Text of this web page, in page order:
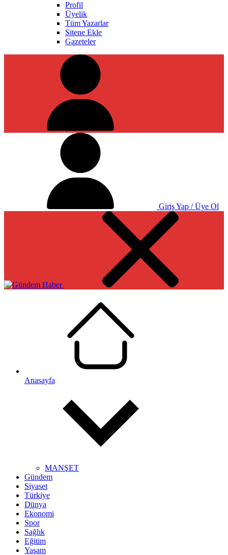
Profil
Üyelik
Tüm Yazarlar
Sitene Ekle
Gazeteler
Giriş Yap / Üye Ol
Anasayfa
MANŞET
Gündem
Siyaset
Türkiye
Dünya
Ekonomi
Spor
Sağlık
Eğitim
Yaşam